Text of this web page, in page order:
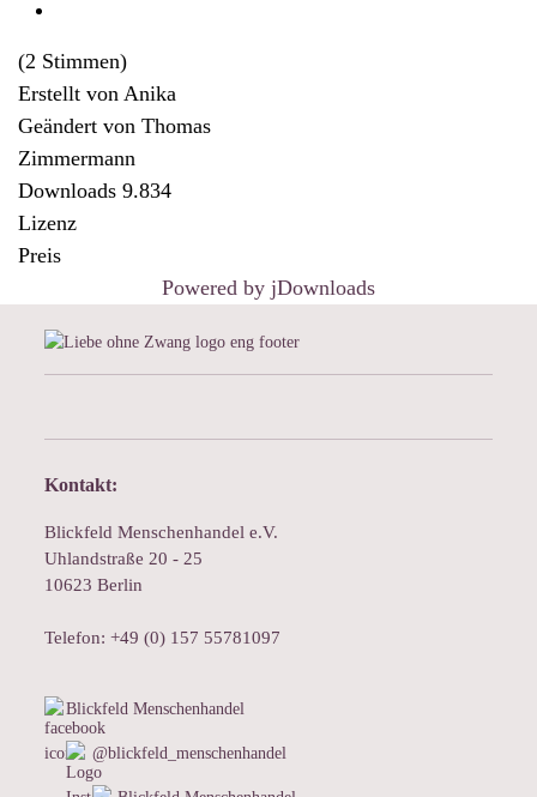
(2 Stimmen)
Erstellt von Anika
Geändert von Thomas
Zimmermann
Downloads 9.834
Lizenz
Preis
Powered by jDownloads
Kontakt:
Blickfeld Menschenhandel e.V.
Uhlandstraße 20 - 25
10623 Berlin
Telefon: +49 (0) 157 55781097
Blickfeld Menschenhandel
@blickfeld_menschenhandel